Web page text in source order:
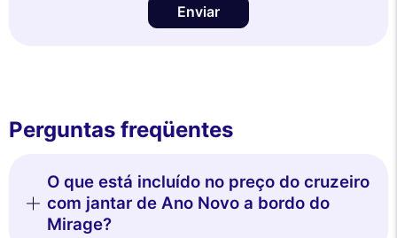
Enviar
Perguntas freqüentes
O que está incluído no preço do cruzeiro
com jantar de Ano Novo a bordo do
Mirage?